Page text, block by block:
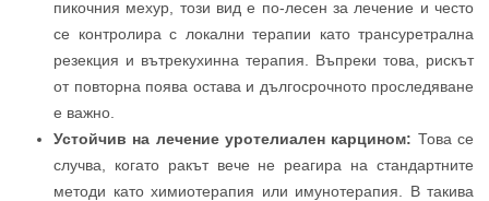
пикочния мехур, този вид е по-лесен за лечение и често
се контролира с локални терапии като трансуретрална
резекция и вътрекухинна терапия. Въпреки това, рискът
от повторна поява остава и дългосрочното проследяване
е важно.
Устойчив на лечение уротелиален карцином: Това се
случва, когато ракът вече не реагира на стандартните
методи като химиотерапия или имунотерапия. В такива